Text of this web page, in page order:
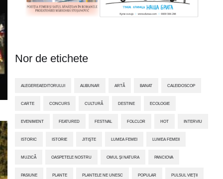
Nor de etichete
ALEGEREAEDITORULUI ALIBUNAR ARTĂ BANAT CALEIDOSCOP
CARTE CONCURS CULTURĂ DESTINE ECOLOGIE
EVENIMENT FEATURED FESTIVAL FOLCLOR HOT INTERVIU
ISTORIC ISTORIE JITIŞTE LUMEA FEMEI LUMEA FEMEII
MUZICĂ OASPETELE NOSTRU OMUL ȘI NATURA PANCIOVA
PASIUNE PLANTE PLANTELE NE UNESC POPULAR PULSUL VIEȚII